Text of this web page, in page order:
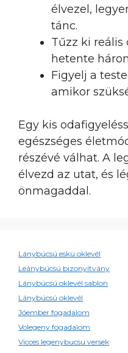
élvezel,
tánc.
Tűzz ki reális
hetente
Figyelj a
amikor
Egy kis
egészséges
részévé válhat. A
élvezd az utat, és
önmagaddal.
Lánybúcsú eskü oklevél
Leánybúcsú bizonyítvány
Lánybúcsú oklevél sablon
Lánybúcsú oklevél
Jóember fogadalom
Volegeny fogadalom
Vicces legenybucsu versek